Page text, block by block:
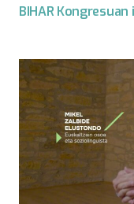
BIHAR